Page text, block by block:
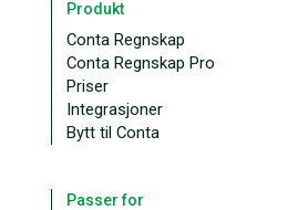
Produkt
Conta Regnskap
Conta Regnskap Pro
Priser
Integrasjoner
Bytt til Conta
Passer for